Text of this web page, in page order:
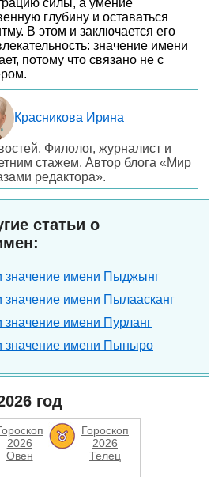
силы, а умение
глубину и оставаться
В этом и заключается его
значение имени
потому что связано не с
Красникова Ирина
Филолог, журналист и
стажем. Автор блога «Мир
редактора».
статьи о
значение имени Пыджынг
значение имени Пылаасканг
значение имени Пурланг
значение имени Пыныро
год
2026
Овен
Гороскоп
2026
Телец